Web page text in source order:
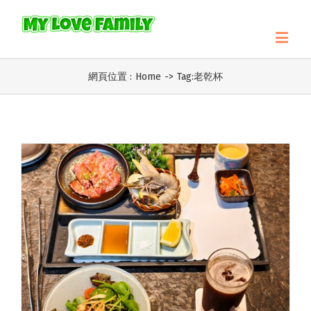
網頁位置 : Home -> Tag:老乾杯